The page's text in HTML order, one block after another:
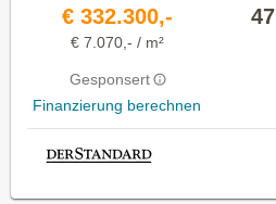
€ 332.300,-
€ 7.070,- / m²
Gesponsert
Finanzierung berechnen